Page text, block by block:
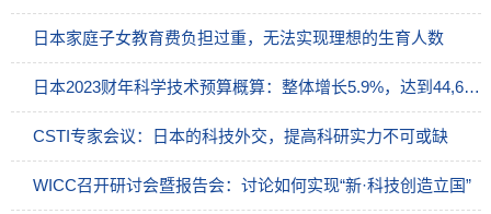
日本家庭子女教育费负担过重，无法实现理想的生育人数
日本2023财年科学技术预算概算：整体增长5.9%，达到44,675亿日元
CSTI专家会议：日本的科技外交，提高科研实力不可或缺
WICC召开研讨会暨报告会：讨论如何实现“新·科技创造立国”